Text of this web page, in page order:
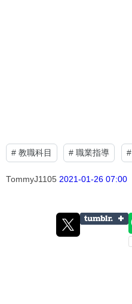
# 教職科目 # 職業指導 #
TommyJ1105 2021-01-26 07:00